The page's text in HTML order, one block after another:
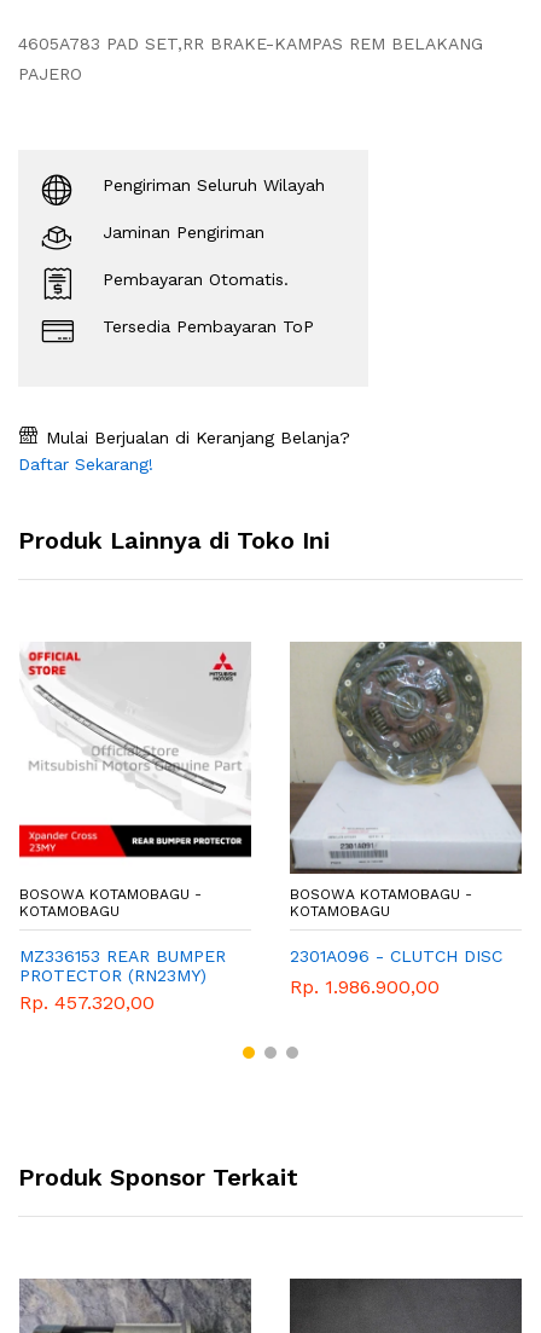
4605A783 PAD SET,RR BRAKE-KAMPAS REM BELAKANG
PAJERO
Pengiriman Seluruh Wilayah
Jaminan Pengiriman
Pembayaran Otomatis.
Tersedia Pembayaran ToP
Mulai Berjualan di Keranjang Belanja?
Daftar Sekarang!
Produk Lainnya di Toko Ini
BOSOWA KOTAMOBAGU -
KOTAMOBAGU
MZ336153 REAR BUMPER
PROTECTOR (RN23MY)
Rp. 457.320,00
BOSOWA KOTAMOBAGU -
KOTAMOBAGU
2301A096 - CLUTCH DISC
Rp. 1.986.900,00
Produk Sponsor Terkait